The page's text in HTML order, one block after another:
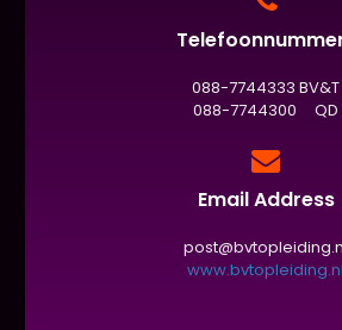
088-7744333 BV&T
088-7744300 QD
Email Address
www.bvtopleiding.nl